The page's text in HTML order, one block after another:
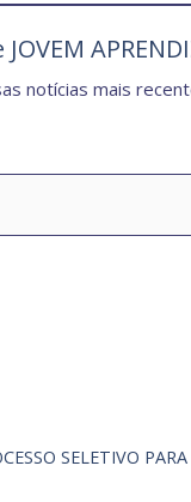
notícias mais
SELETIVO